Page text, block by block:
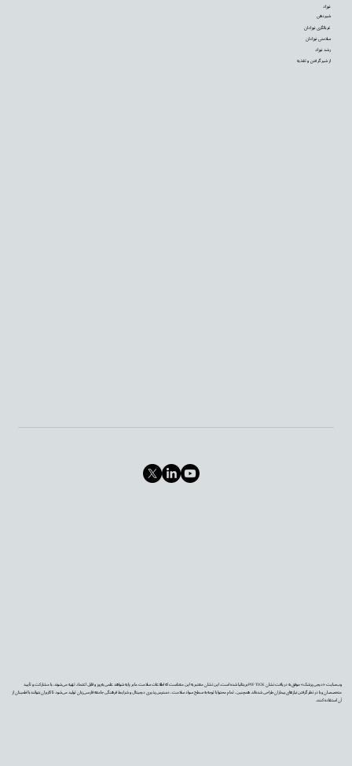
وب‌سایت «دیجی‌پزشک» موفق به دریافت نشان PIF TICK بریتانیا شده است. این نشان معتبر به این معناست که اطلاعات سلامت ما بر پایه شواهد علمی به‌روز و قابل اعتماد تهیه می‌شوند، با مشارکت و تأیید
متخصصان و با در نظر گرفتن نیازهای بیماران طراحی شده‌اند. همچنین، تمام محتوا با توجه به سطح سواد سلامت، دسترس‌پذیری دیجیتال و شرایط فرهنگی جامعه فارسی‌زبان تولید می‌شود تا کاربران بتوانند با اطمینان از
آن استفاده کنند.
نوزاد
شیردهی
غربالگری نوزادان
سلامتی نوزادان
رشد نوزاد
از شیر گرفتن و تغذیه